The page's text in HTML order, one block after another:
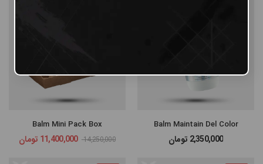
Balm Maintain Del Color
2,350,000 تومان
Balm Mini Pack Box
14,250,000
11,400,000 تومان